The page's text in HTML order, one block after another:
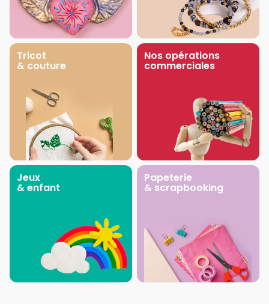
Tricot
& couture
Nos opérations
commerciales
Jeux
& enfant
Papeterie
& scrapbooking